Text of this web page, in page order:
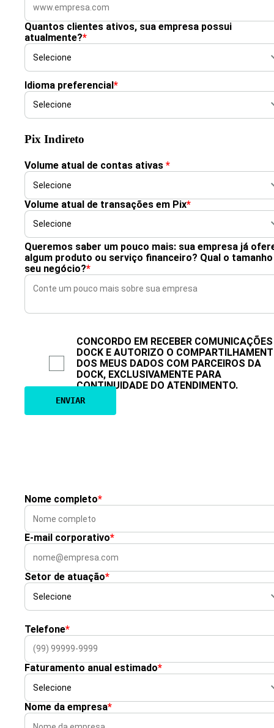
Quantos clientes ativos, sua empresa possui
atualmente?*
Idioma preferencial*
Pix Indireto
Volume atual de contas ativas *
Volume atual de transações em Pix*
Queremos saber um pouco mais: sua empresa já
algum produto ou serviço financeiro? Qual o
seu negócio?*
CONCORDO EM RECEBER
DOCK E AUTORIZO O
DOS MEUS DADOS COM PARCEIROS DA
DOCK, EXCLUSIVAMENTE PARA
CONTINUIDADE DO ATENDIMENTO.
Nome completo*
E-mail corporativo*
Setor de atuação*
Telefone*
Faturamento anual estimado*
Nome da empresa*